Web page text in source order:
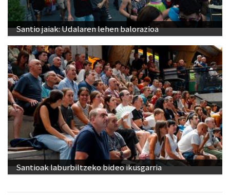
Santio jaiak: Udalaren lehen balorazioa
Santioak laburbiltzeko bideo ikusgarria